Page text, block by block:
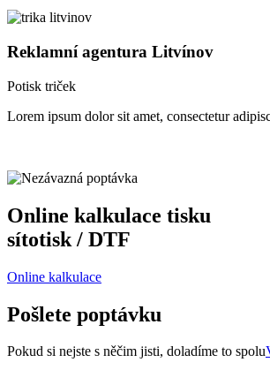
Reklamní agentura Litvínov
Potisk triček
Lorem ipsum dolor sit amet, consectetur
Online kalkulace tisku
sítotisk / DTF
Online kalkulace
Pošlete poptávku
Pokud si nejste s něčim jisti, doladíme to spolu